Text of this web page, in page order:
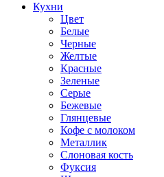
Кухни
Цвет
Белые
Черные
Желтые
Красные
Зеленые
Серые
Бежевые
Глянцевые
Кофе с молоком
Металлик
Слоновая кость
Фуксия